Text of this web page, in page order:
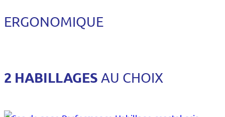
ERGONOMIQUE
2 HABILLAGES AU CHOIX